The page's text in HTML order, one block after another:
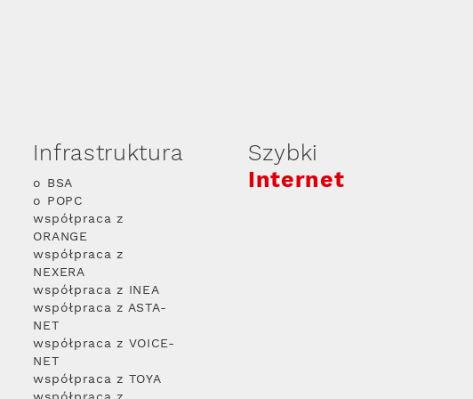
Infrastruktura
o BSA
o POPC
współpraca z
ORANGE
współpraca z
NEXERA
współpraca z INEA
współpraca z ASTA-
NET
współpraca z VOICE-
NET
współpraca z TOYA
Szybki
Internet